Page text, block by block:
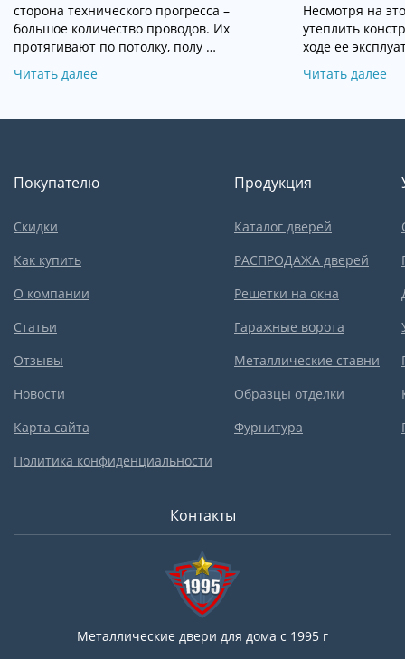
сторона технического прогресса –
большое количество проводов. Их
протягивают по потолку, полу …
Читать далее
Несмотря на
утеплить
ходе ее
Читать далее
Покупателю
Скидки
Как купить
О компании
Статьи
Отзывы
Новости
Карта сайта
Политика конфиденциальности
Продукция
Каталог дверей
РАСПРОДАЖА дверей
Решетки на окна
Гаражные ворота
Металлические ставни
Образцы отделки
Фурнитура
Контакты
Металлические двери для дома с 1995 г